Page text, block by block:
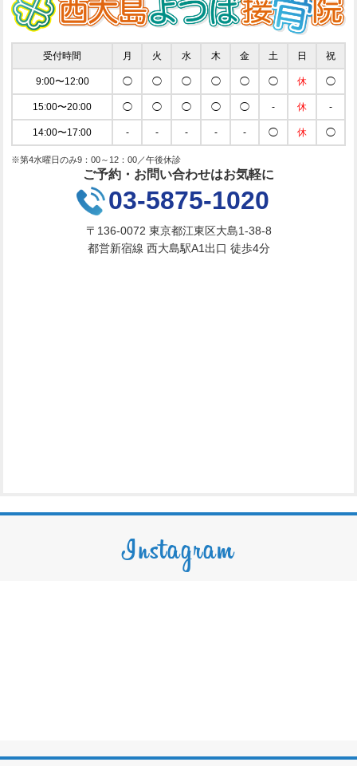
受付時間 月 火 水 木 金 土 日 祝
9:00〜12:00 ◯ ◯ ◯ ◯ ◯ ◯ 休 ◯
15:00〜20:00 ◯ ◯ ◯ ◯ ◯ - 休 -
14:00〜17:00 - - - - - ◯ 休 ◯
※第4水曜日のみ9：00～12：00／午後休診
ご予約・お問い合わせはお気軽に
03-5875-1020
〒136-0072 東京都江東区大島1-38-8
都営新宿線 西大島駅A1出口 徒歩4分
Instagram